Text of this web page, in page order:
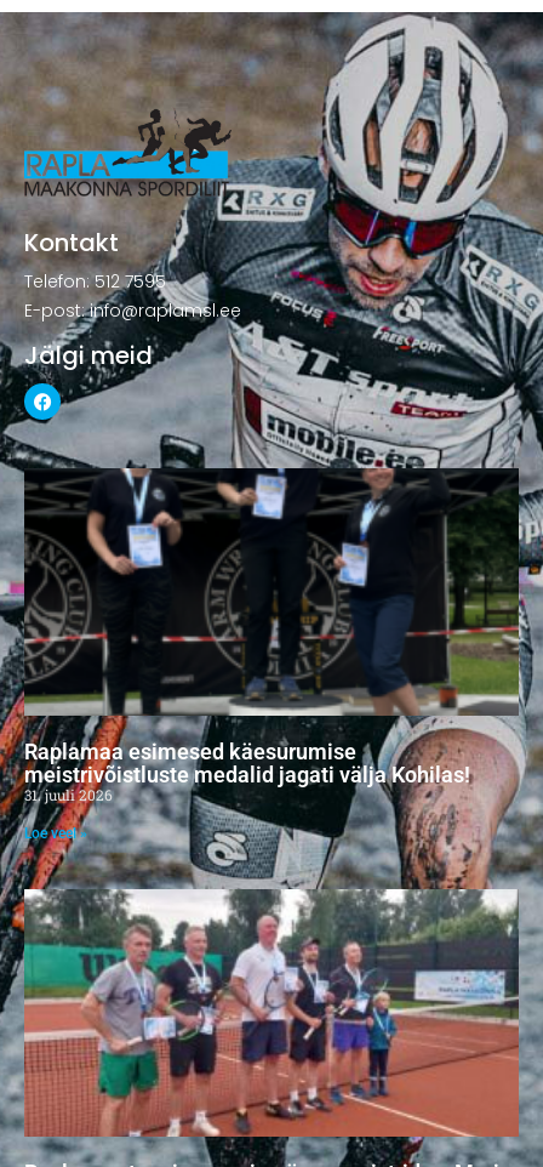
Kontakt
Telefon: 512 7595
E-post: info@raplamsl.ee
Jälgi meid
Raplamaa esimesed käesurumise
meistrivõistluste medalid jagati välja Kohilas!
31. juuli 2026
Loe veel »